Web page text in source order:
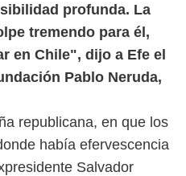
profunda. La
tremendo para él,
en Chile", dijo a Efe el
Pablo Neruda,
republicana, en que los
había efervescencia
Salvador